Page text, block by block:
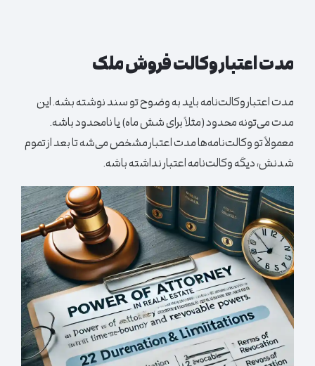
مدت اعتبار وکالت فروش ملک
مدت اعتبار وکالت‌نامه باید به وضوح تو سند نوشته بشه. این
مدت می‌تونه محدود (مثلاً برای شش ماه) یا نامحدود باشه.
معمولاً تو وکالت‌نامه‌ها مدت اعتبار مشخص می‌شه تا بعد از تموم
شدنش، دیگه وکالت‌نامه اعتبار نداشته باشه.